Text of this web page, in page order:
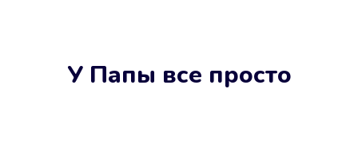
У Папы все просто